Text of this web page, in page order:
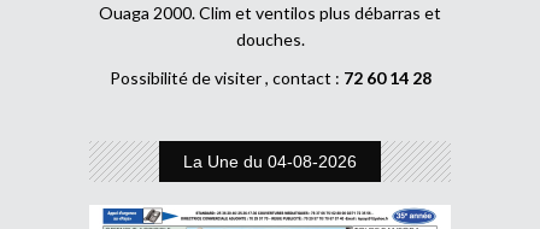
Ouaga 2000. Clim et ventilos plus débarras et
douches.
Possibilité de visiter , contact : 72 60 14 28
La Une du 04-08-2026